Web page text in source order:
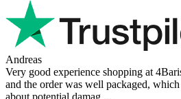
Andreas
Very good experience shopping at
and the order was well packaged,
about potential damag ...